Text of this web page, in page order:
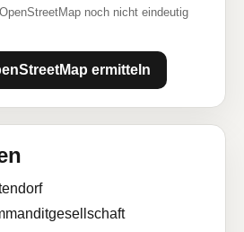
noch nicht eindeutig
ermitteln